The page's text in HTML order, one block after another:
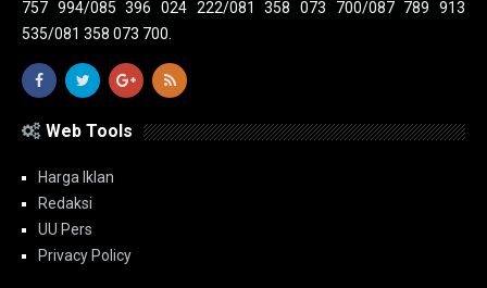
757 994/085 396 024 222/081 358 073 700/087 789 913
535/081 358 073 700.
Web Tools
Harga Iklan
Redaksi
UU Pers
Privacy Policy